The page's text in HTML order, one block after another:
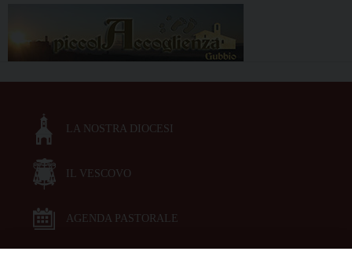
LA NOSTRA DIOCESI
IL VESCOVO
AGENDA PASTORALE